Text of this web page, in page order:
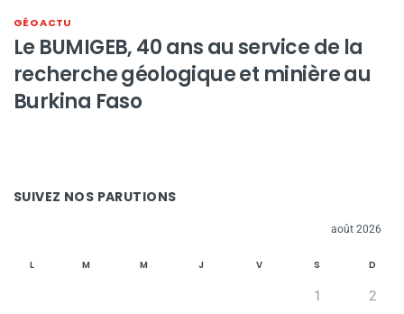
GÉO ACTU
Le BUMIGEB, 40 ans au service de la
recherche géologique et minière au
Burkina Faso
SUIVEZ NOS PARUTIONS
août 2026
L M M J V S D
1 2